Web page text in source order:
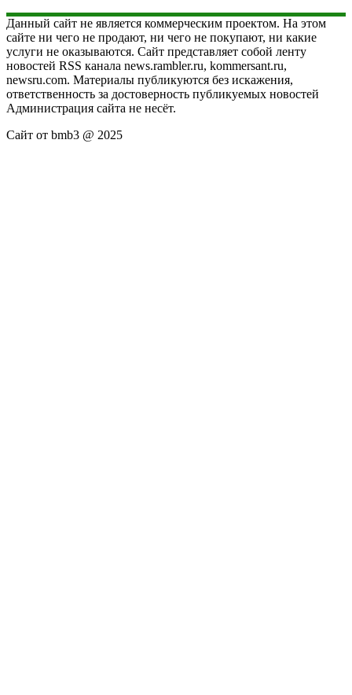
Данный сайт не является коммерческим проектом. На этом
сайте ни чего не продают, ни чего не покупают, ни какие
услуги не оказываются. Сайт представляет собой ленту
новостей RSS канала news.rambler.ru, kommersant.ru,
newsru.com. Материалы публикуются без искажения,
ответственность за достоверность публикуемых новостей
Администрация сайта не несёт.
Сайт от bmb3 @ 2025